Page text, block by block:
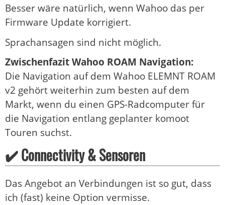
Besser wäre natürlich, wenn Wahoo das per
Firmware Update korrigiert.
Sprachansagen sind nicht möglich.
Zwischenfazit Wahoo ROAM Navigation:
Die Navigation auf dem Wahoo ELEMNT ROAM
v2 gehört weiterhin zum besten auf dem
Markt, wenn du einen GPS-Radcomputer für
die Navigation entlang geplanter komoot
Touren suchst.
✔️ Connectivity & Sensoren
Das Angebot an Verbindungen ist so gut, dass
ich (fast) keine Option vermisse.